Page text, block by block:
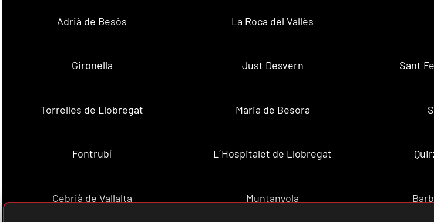
Adrià de Besòs La Roca del Vallès
Gironella Just Desvern Sant
Torrelles de Llobregat Maria de Besora
Fontrubí L´Hospitalet de Llobregat
Cebrià de Vallalta Muntanyola